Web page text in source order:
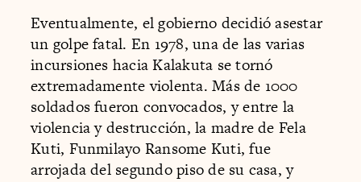
Eventualmente, el gobierno decidió asestar
un golpe fatal. En 1978, una de las varias
incursiones hacia Kalakuta se tornó
extremadamente violenta. Más de 1000
soldados fueron convocados, y entre la
violencia y destrucción, la madre de Fela
Kuti, Funmilayo Ransome Kuti, fue
arrojada del segundo piso de su casa, y